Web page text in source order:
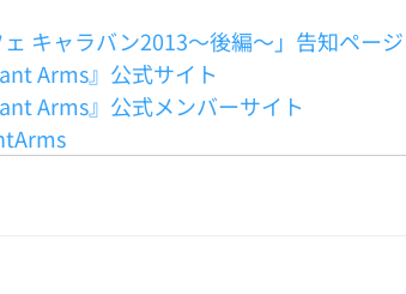
ェ キャラバン2013～後編～」告知ページ
Arms』公式サイト
Arms』公式メンバーサイト